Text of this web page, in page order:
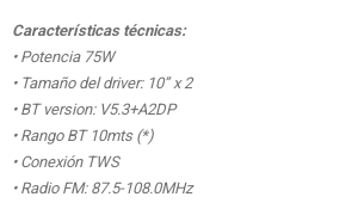
Características técnicas:
• Potencia 75W
• Tamaño del driver: 10” x 2
• BT version: V5.3+A2DP
• Rango BT 10mts (*)
• Conexión TWS
• Radio FM: 87.5-108.0MHz